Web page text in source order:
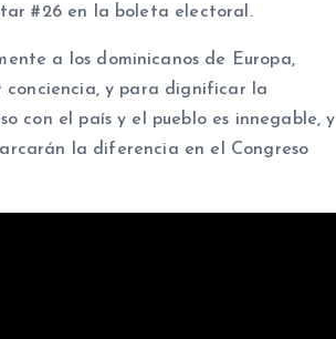
#26 en la boleta electoral.
a los dominicanos de Europa,
conciencia, y para dignificar la
con el país y el pueblo es innegable, y
la diferencia en el Congreso